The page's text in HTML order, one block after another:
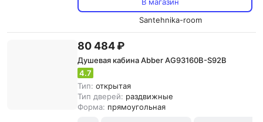
Santehnika-room
80 484 ₽
Душевая кабина Abber AG93160B-S92B
4.7
Тип: открытая
Тип дверей: раздвижные
Форма: прямоугольная